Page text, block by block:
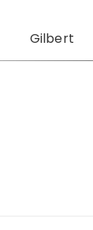
Gilbert